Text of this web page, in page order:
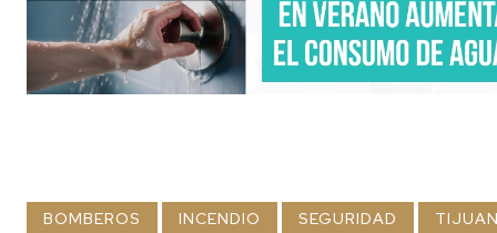
BOMBEROS INCENDIO SEGURIDAD